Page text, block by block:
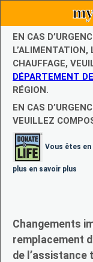
EN CAS
L’ALIMENTATION,
CHAUFFAGE,
DÉPARTEMENT
RÉGION.
EN CAS
VEUILLEZ
Vous êtes en
plus en savoir plus
Changements
remplacement
de l’assistance